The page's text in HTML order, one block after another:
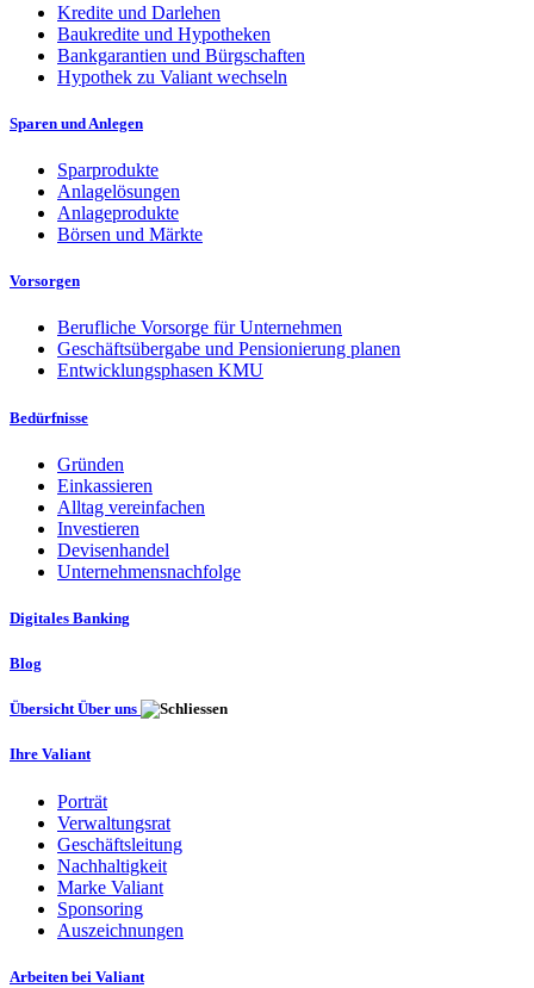
Kredite und Darlehen
Baukredite und Hypotheken
Bankgarantien und Bürgschaften
Hypothek zu Valiant wechseln
Sparen und Anlegen
Sparprodukte
Anlagelösungen
Anlageprodukte
Börsen und Märkte
Vorsorgen
Berufliche Vorsorge für Unternehmen
Geschäftsübergabe und Pensionierung planen
Entwicklungsphasen KMU
Bedürfnisse
Gründen
Einkassieren
Alltag vereinfachen
Investieren
Devisenhandel
Unternehmensnachfolge
Digitales Banking
Blog
Übersicht Über uns
Ihre Valiant
Porträt
Verwaltungsrat
Geschäftsleitung
Nachhaltigkeit
Marke Valiant
Sponsoring
Auszeichnungen
Arbeiten bei Valiant